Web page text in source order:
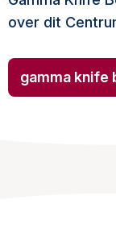
over dit
gamma knife